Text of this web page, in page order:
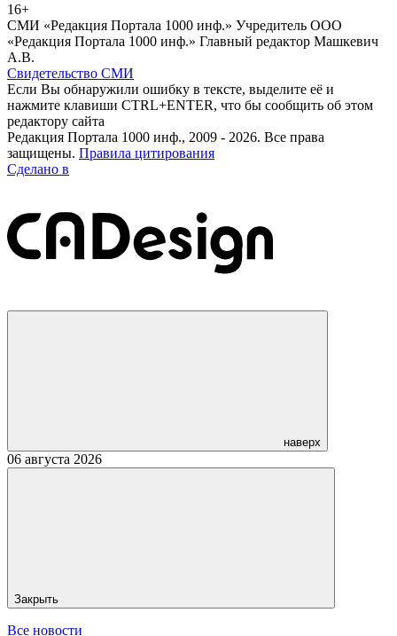
16+
СМИ «Редакция Портала 1000 инф.» Учредитель ООО
«Редакция Портала 1000 инф.» Главный редактор Машкевич
А.В.
Свидетельство СМИ
Если Вы обнаружили ошибку в тексте, выделите её и
нажмите клавиши CTRL+ENTER, что бы сообщить об этом
редактору сайта
Редакция Портала 1000 инф., 2009 - 2026. Все права
защищены. Правила цитирования
Сделано в
наверх
06 августа 2026
Закрыть
Все новости